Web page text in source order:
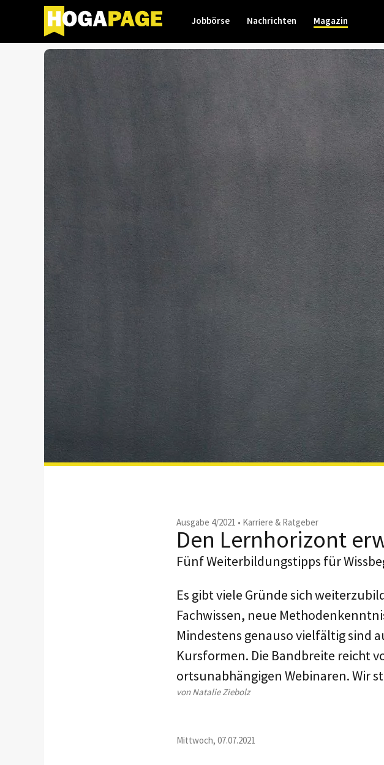
Jobbörse Nachrichten Magazin
Ausgabe 4/2021 • Karriere & Ratgeber
Den Lernhorizont
Fünf Weiterbildungstipps für
Es gibt viele Gründe sich
Fachwissen, neue
Mindestens genauso vielfältig sind
Kursformen. Die Bandbreite reicht
ortsunabhängigen Webinaren. Wir
von Natalie Ziebolz
Mittwoch, 07.07.2021